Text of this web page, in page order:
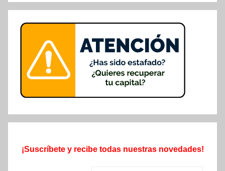
¡Suscríbete y recibe todas nuestras novedades!